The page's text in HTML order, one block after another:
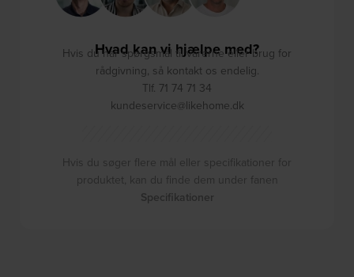
Hvad kan vi hjælpe med?
Hvis du har spørgsmål til varerne eller brug for
rådgivning, så kontakt os endelig.
Tlf. 71 74 71 34
kundeservice@likehome.dk
Hvis du søger flere mål eller specifikationer for
produktet, kan du finde dem under fanen
Specifikationer